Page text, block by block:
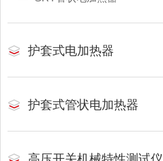
护套式电加热器
护套式管状电加热器